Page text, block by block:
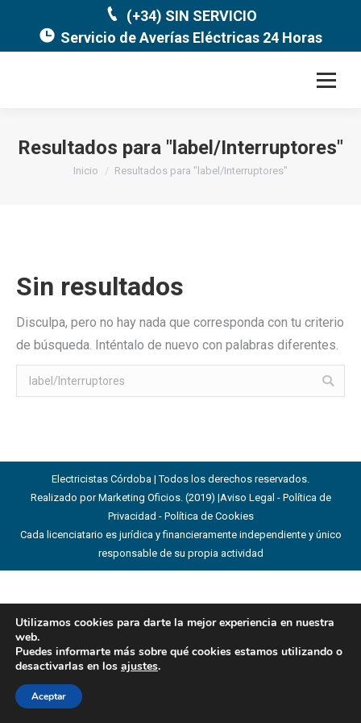
(+34) SIN SERVICIO
Servicio de Averías Eléctricas 24 Horas
Resultados para "label/Interruptores"
Estás aquí:
Inicio Resultados para "label/Interruptores"
Sin resultados
Disculpa, pero no hay nada que corresponda con tu criterio
de búsqueda. Inténtalo de nuevo con palabras diferentes.
Buscar:
Electricistas Córdoba | Todos los derechos reservados.
Realizado por Marketing Oficios. (2019) |Aviso Legal - Política de
Privacidad - Política de Cookies
Cada licenciatario es jurídica y financieramente independiente y único
responsable de su propia actividad
Utilizamos cookies para darte la mejor experiencia en nuestra
web.
Puedes informarte más sobre qué cookies estamos utilizando o
desactivarlas en los ajustes.
Aceptar